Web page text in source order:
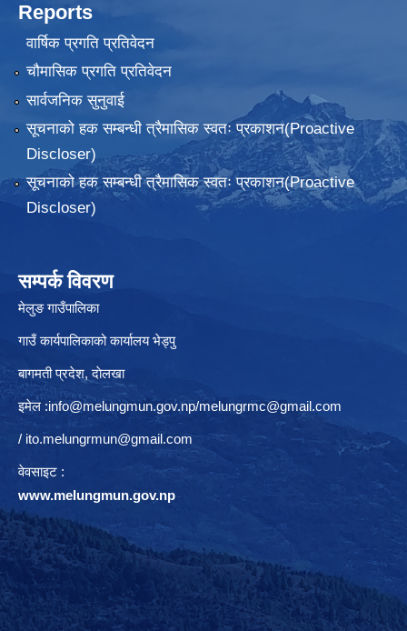
Reports
वार्षिक प्रगति प्रतिवेदन
चौमासिक प्रगति प्रतिवेदन
सार्वजनिक सुनुवाई
सूचनाको हक सम्बन्धी त्रैमासिक स्वतः प्रकाशन(Proactive
Discloser)
सूचनाको हक सम्बन्धी त्रैमासिक स्वतः प्रकाशन(Proactive
Discloser)
सम्पर्क विवरण
मेलुङ गाउँपालिका
गाउँ कार्यपालिकाको कार्यालय भेड्पु
बागमती प्रदेश, दाेलखा
इमेल :info@melungmun.gov.np/melungrmc@gmail.com
/ ito.melungrmun@gmail.com
वेवसाइट :
www.melungmun.gov.np